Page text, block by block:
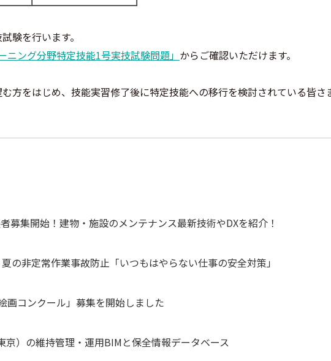
験を行います。
ニング分野特定技能1号実技試験問題」 からご確認いただけます。
方をはじめ、技能実習修了後に特定技能への移行を検討されている皆さ
募集開始！建物・施設のメンテナンス最新技術やDXを紹介！
の非定常作業事故防止「いつもはやらない仕事の安全対策」
画コンクール」募集を開始しました
京）の維持管理・運用BIMと保全情報データベース